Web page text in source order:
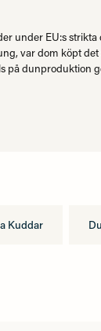
under EU:s
var dom köpt
på dunproduktion
Kuddar